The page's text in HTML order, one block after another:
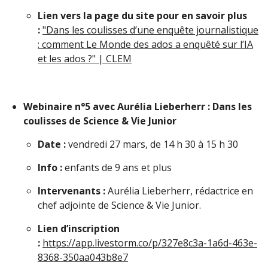
Lien vers la page du site pour en savoir plus
:"Dans les coulisses d’une enquête journalistique
: comment Le Monde des ados a enquêté sur l’IA
et les ados ?" | CLEM
Webinaire n°5 avec Aurélia Lieberherr : Dans les
coulisses de Science & Vie Junior
Date :vendredi 27 mars, de 14 h 30 à 15 h 30
Info :enfants de 9 ans et plus
Intervenants :Aurélia Lieberherr, rédactrice en
chef adjointe de Science & Vie Junior.
Lien d’inscription
: https://app.livestorm.co/p/327e8c3a-1a6d-463e-
8368-350aa043b8e7